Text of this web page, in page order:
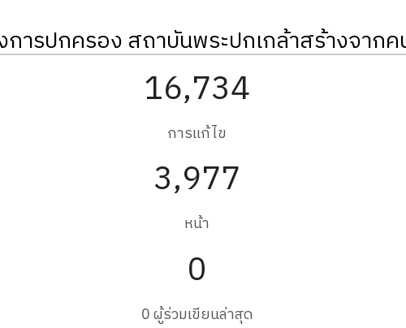
การปกครอง สถาบันพระปกเกล้าสร้างจาก
16,734
การแก้ไข
3,977
หน้า
0
0 ผู้ร่วมเขียนล่าสุด